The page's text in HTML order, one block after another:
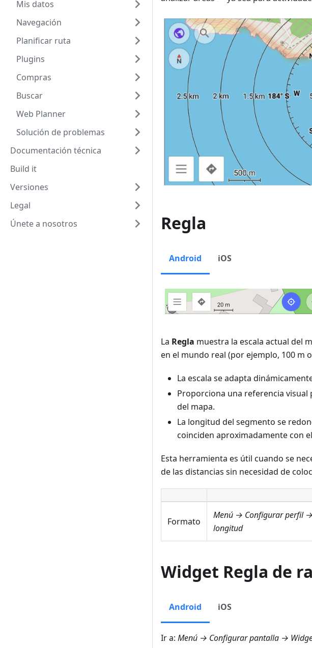
Mis datos
Navegación
Planificar ruta
Plugins
Compras
Buscar
Web Planner
Solución de problemas
Documentación técnica
Build it
Versiones
Legal
Únete a nosotros
Regla
Android iOS
La Regla muestra la escala actual del
en el mundo real (por ejemplo, 100 m
La escala se adapta
Proporciona una referencia
del mapa.
La longitud del segmento se
coinciden aproximadamente con
Esta herramienta es útil cuando se
de las distancias sin necesidad de
Formato
Menú → Configurar perfil
longitud
Widget Regla de
Android iOS
Ir a: Menú → Configurar pantalla →